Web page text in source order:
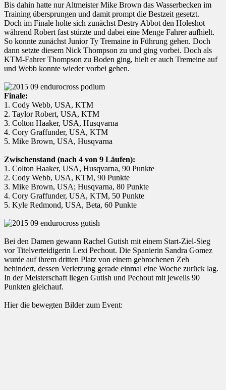
Bis dahin hatte nur Altmeister Mike Brown das Wasserbecken im
Training übersprungen und damit prompt die Bestzeit gesetzt.
Doch im Finale holte sich zunächst Destry Abbot den Holeshot
während Robert fast stürzte und dabei eine Menge Fahrer aufhielt.
So konnte zunächst Junior Ty Tremaine in Führung gehen. Doch
dann setzte diesem Nick Thompson zu und ging vorbei. Doch als
KTM-Fahrer Thompson zu Boden ging, hielt er auch Tremeine auf
und Webb konnte wieder vorbei gehen.
Finale:
1. Cody Webb, USA, KTM
2. Taylor Robert, USA, KTM
3. Colton Haaker, USA, Husqvarna
4. Cory Graffunder, USA, KTM
5. Mike Brown, USA, Husqvarna
Zwischenstand (nach 4 von 9 Läufen):
1. Colton Haaker, USA, Husqvarna, 90 Punkte
2. Cody Webb, USA, KTM, 90 Punkte
3. Mike Brown, USA; Husqvarna, 80 Punkte
4. Cory Graffunder, USA, KTM, 50 Punkte
5. Kyle Redmond, USA, Beta, 60 Punkte
Bei den Damen gewann Rachel Gutish mit einem Start-Ziel-Sieg
vor Titelverteidigerin Lexi Pechout. Die Spanierin Sandra Gomez
wurde auf ihrem dritten Platz von einem gebrochenen Zeh
behindert, dessen Verletzung gerade einmal eine Woche zurück lag.
In der Meisterschaft liegen Gutish und Pechout mit jeweils 90
Punkten gleichauf.
Hier die bewegten Bilder zum Event: